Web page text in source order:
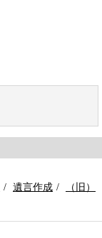
遺言作成
（旧）